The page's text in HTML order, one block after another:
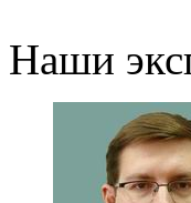
Наши